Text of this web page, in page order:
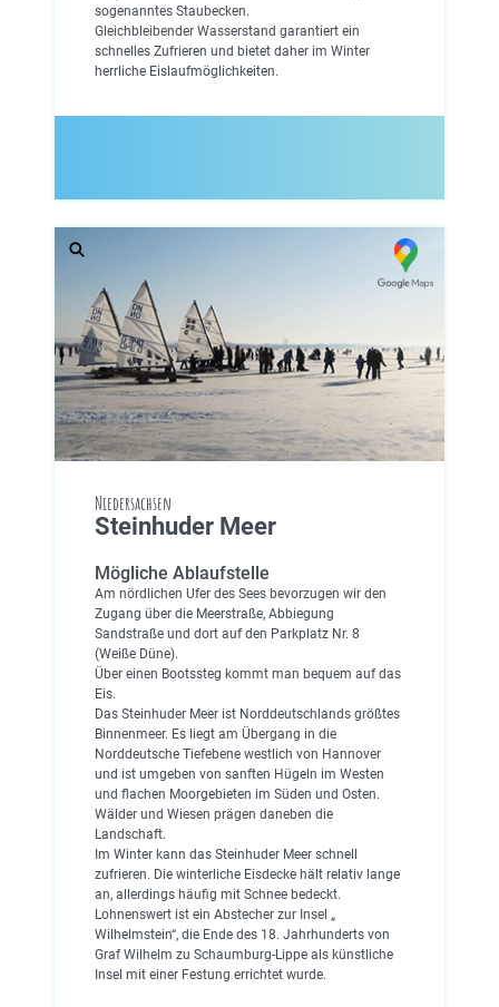
sogenanntes Staubecken.
Gleichbleibender Wasserstand garantiert ein
schnelles Zufrieren und bietet daher im Winter
herrliche Eislaufmöglichkeiten.
Niedersachsen
Steinhuder Meer
Mögliche Ablaufstelle
Am nördlichen Ufer des Sees bevorzugen wir den
Zugang über die Meerstraße, Abbiegung
Sandstraße und dort auf den Parkplatz Nr. 8
(Weiße Düne).
Über einen Bootssteg kommt man bequem auf das
Eis.
Das Steinhuder Meer ist Norddeutschlands größtes
Binnenmeer. Es liegt am Übergang in die
Norddeutsche Tiefebene westlich von Hannover
und ist umgeben von sanften Hügeln im Westen
und flachen Moorgebieten im Süden und Osten.
Wälder und Wiesen prägen daneben die
Landschaft.
Im Winter kann das Steinhuder Meer schnell
zufrieren. Die winterliche Eisdecke hält relativ lange
an, allerdings häufig mit Schnee bedeckt.
Lohnenswert ist ein Abstecher zur Insel „
Wilhelmstein“, die Ende des 18. Jahrhunderts von
Graf Wilhelm zu Schaumburg-Lippe als künstliche
Insel mit einer Festung errichtet wurde.